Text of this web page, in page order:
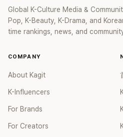
Global K-Culture Media &
Pop, K-Beauty, K-Drama, and
time rankings, news, and
COMPANY
About Kagit
K-Influencers
For Brands
For Creators